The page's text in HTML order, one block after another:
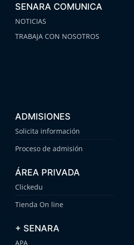
SENARA COMUNICA
NOTICIAS
TRABAJA CON NOSOTROS
ADMISIONES
Solicita información
Proceso de admisión
ÁREA PRIVADA
Clickedu
Tienda On line
+ SENARA
APA